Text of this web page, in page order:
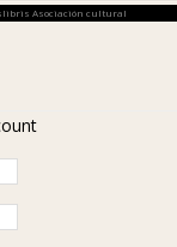
Asociación cultural